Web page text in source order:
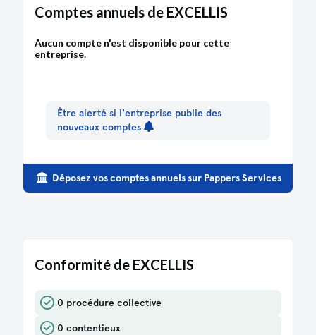
PV ayant décidé et constaté la modification
représentant légal
17/11/2025
17/11/2025
Certificat du dépositaire des fonds
17/11/2025
Comptes annuels de EXCELLIS
Aucun compte n'est disponible pour cette
entreprise.
Être alerté si l'entreprise publie des
nouveaux comptes
Déposez vos comptes annuels sur Pappers Services
Conformité de EXCELLIS
0 procédure collective
0 contentieux